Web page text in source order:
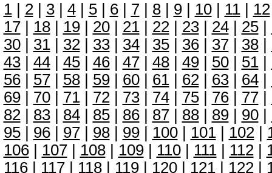
1| 2| 3| 4| 5| 6| 7| 8| 9| 10| 11| 12
17| 18| 19| 20| 21| 22| 23| 24| 25|
30| 31| 32| 33| 34| 35| 36| 37| 38|
43| 44| 45| 46| 47| 48| 49| 50| 51|
56| 57| 58| 59| 60| 61| 62| 63| 64|
69| 70| 71| 72| 73| 74| 75| 76| 77|
82| 83| 84| 85| 86| 87| 88| 89| 90|
95| 96| 97| 98| 99| 100| 101| 102|
106| 107| 108| 109| 110| 111| 112|
116| 117| 118| 119| 120| 121| 122|